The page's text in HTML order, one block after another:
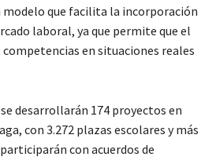
modelo que facilita la incorporación
laboral, ya que permite que el
en situaciones reales
desarrollarán 174 proyectos en
con 3.272 plazas escolares y más
con acuerdos de